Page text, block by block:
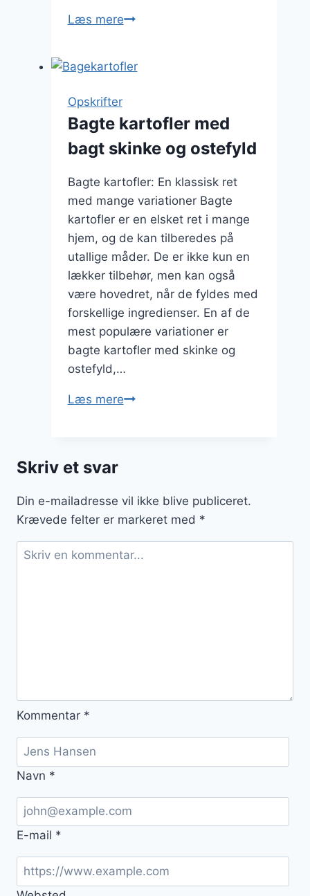
Læs mereBagekartofler
og
Opskrifter
Bagte kartofler med
bagt skinke og ostefyld
Bagte kartofler: En klassisk ret
med mange variationer Bagte
kartofler er en elsket ret i mange
hjem, og de kan tilberedes på
utallige måder. De er ikke kun en
lækker tilbehør, men kan også
være hovedret, når de fyldes med
forskellige ingredienser. En af de
mest populære variationer er
bagte kartofler med skinke og
ostefyld,…
Læs mereBagte
Skriv et svar
Din e-mailadresse vil ikke blive publiceret.
Krævede felter er markeret med *
Kommentar *
Navn *
E-mail *